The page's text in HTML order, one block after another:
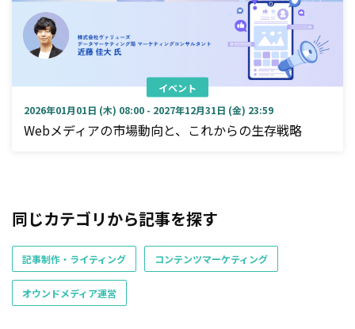
イベント
2026年01月01日 (木) 08:00 - 2027年12月31日 (金) 23:59
Webメディアの市場動向と、これからの生存戦略
同じカテゴリから記事を探す
記事制作・ライティング コンテンツマーケティング
オウンドメディア運営